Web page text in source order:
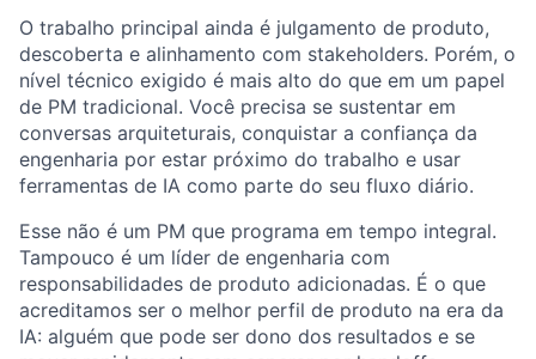
O trabalho principal ainda é julgamento de produto,
descoberta e alinhamento com stakeholders. Porém, o
nível técnico exigido é mais alto do que em um papel
de PM tradicional. Você precisa se sustentar em
conversas arquiteturais, conquistar a confiança da
engenharia por estar próximo do trabalho e usar
ferramentas de IA como parte do seu fluxo diário.
Esse não é um PM que programa em tempo integral.
Tampouco é um líder de engenharia com
responsabilidades de produto adicionadas. É o que
acreditamos ser o melhor perfil de produto na era da
IA: alguém que pode ser dono dos resultados e se